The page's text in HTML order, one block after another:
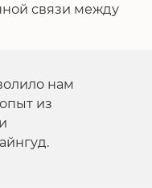
связи между
нам
из